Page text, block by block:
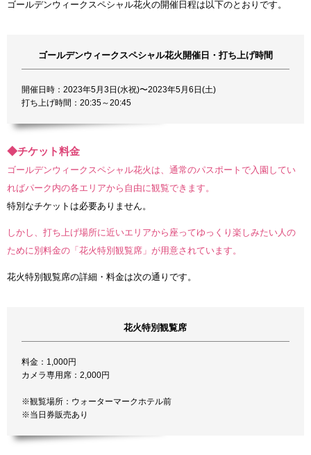
ゴールデンウィークスペシャル花火の開催日程は以下のとおりです。
ゴールデンウィークスペシャル花火開催日・打ち上げ時間
開催日時：2023年5月3日(水祝)〜2023年5月6日(土)
打ち上げ時間：20:35～20:45
◆チケット料金
ゴールデンウィークスペシャル花火は、通常のパスポートで入園してい
ればパーク内の各エリアから自由に観覧できます。
特別なチケットは必要ありません。
しかし、打ち上げ場所に近いエリアから座ってゆっくり楽しみたい人の
ために別料金の「花火特別観覧席」が用意されています。
花火特別観覧席の詳細・料金は次の通りです。
花火特別観覧席
料金：1,000円
カメラ専用席：2,000円
※観覧場所：ウォーターマークホテル前
※当日券販売あり